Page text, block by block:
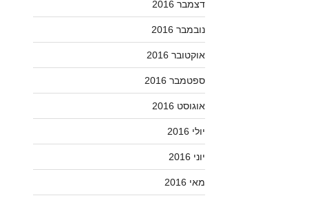
דצמבר 2016
נובמבר 2016
אוקטובר 2016
ספטמבר 2016
אוגוסט 2016
יולי 2016
יוני 2016
מאי 2016